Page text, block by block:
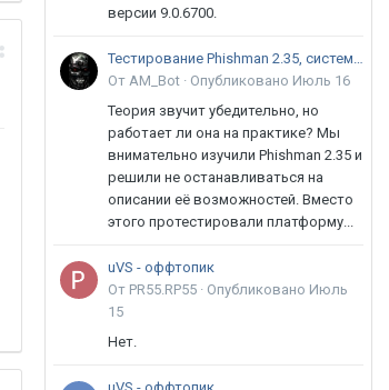
версии 9.0.6700.
Тестирование Phishman 2.35, системы повышения осведомлённости пользователей в сфере ИБ
От AM_Bot · Опубликовано Июль 16
Теория звучит убедительно, но
работает ли она на практике? Мы
внимательно изучили Phishman 2.35 и
решили не останавливаться на
описании её возможностей. Вместо
этого протестировали платформу...
uVS - оффтопик
От PR55.RP55 · Опубликовано Июль
15
Нет.